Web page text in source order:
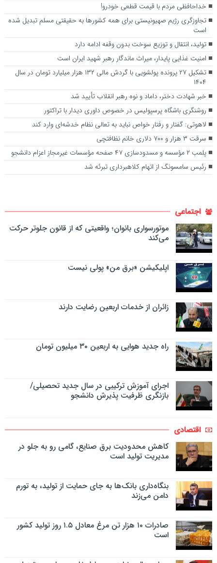
خداحافظی مردم با قیمت قطعی خودرو!
تجاوزگری رژیم صهیونیستی برای همه کشور‌ها به حقیقتی مسلم تبدیل شده
است
تولید، انتقال و توزیع سوخت بدون وقفه ادامه دارد
امنیت غذایی پایدار، میراث ماندگار رهبر شهید ایران است
تشکیل ۲۷ پرونده پولشویی با گردش مالی ۱۳۲ هزار میلیارد تومان در سال
۱۴۰۴
خبر شهادت دختر، داماد و نوه رهبر انقلاب تأیید شد
روشنگری باشگاه پرسپولیس در خصوص داوری دیدار با تراکتور
لاهوتی: گفتار و رفتار خواص نباید به تعالی نظام خدشه‌ای وارد کند
سرقت ۳ هزار و ۷۰۰ دلاری خانم نظافتچی
پلمب ۲ مؤسسه و مسدودسازی ۴۷ صفحه مؤسسات غیرمجاز اعزام دانشجو
رئیس سامسونگ از اتهام کلاهبرداری تبرئه شد
اجتماعی
موتورسواری بانوان؛ واقعیتی که از قانون جلوتر حرکت
می‌کند
اپلیکیشن «برق من» پولی نیست
زائران از خدمات اربعین رضایت دارند
راه جدید هوایی به اربعین ۳۰ میلیون تومان
اجرای آموزش ترکیبی در سال جدید تحصیلی/
بازنگری ظرفیت پذیرش دانشجو
اقتصادی
کاهش محدودیت برق صنایع، گامی رو به جلو در
مدیریت تولید است
بنگاه‌داری بانک‌ها به جای حمایت از تولید، به تورم
دامن می‌زند
صادرات ۱۰ هزار تن مرغ معادل ۱.۵ روز تولید کشور
است